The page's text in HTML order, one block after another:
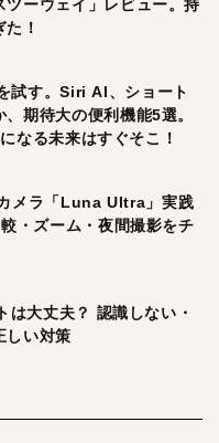
ツーウェイ」レビュー。持
！
試す。Siri AI、ショート
期待大の便利機能5選。
なる未来はすぐそこ！
メラ「Luna Ultra」実践
・ズーム・夜間撮影をチ
は大丈夫？ 認識しない・
しい対策